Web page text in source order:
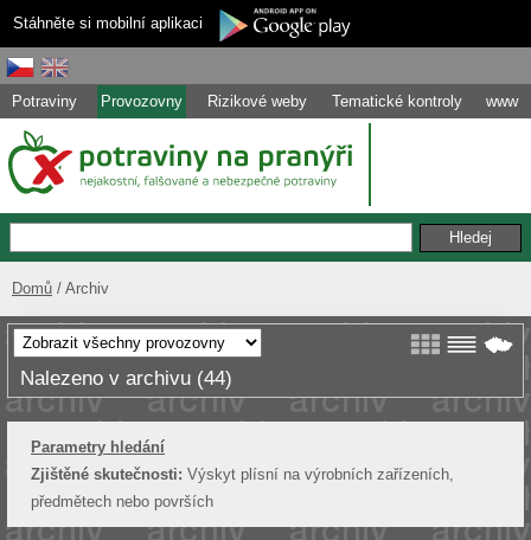
Stáhněte si mobilní aplikaci
Potraviny Provozovny Rizikové weby Tematické kontroly www
Domů Archiv
Nalezeno v archivu (44)
Parametry hledání
Zjištěné skutečnosti: Výskyt plísní na výrobních zařízeních,
předmětech nebo površích